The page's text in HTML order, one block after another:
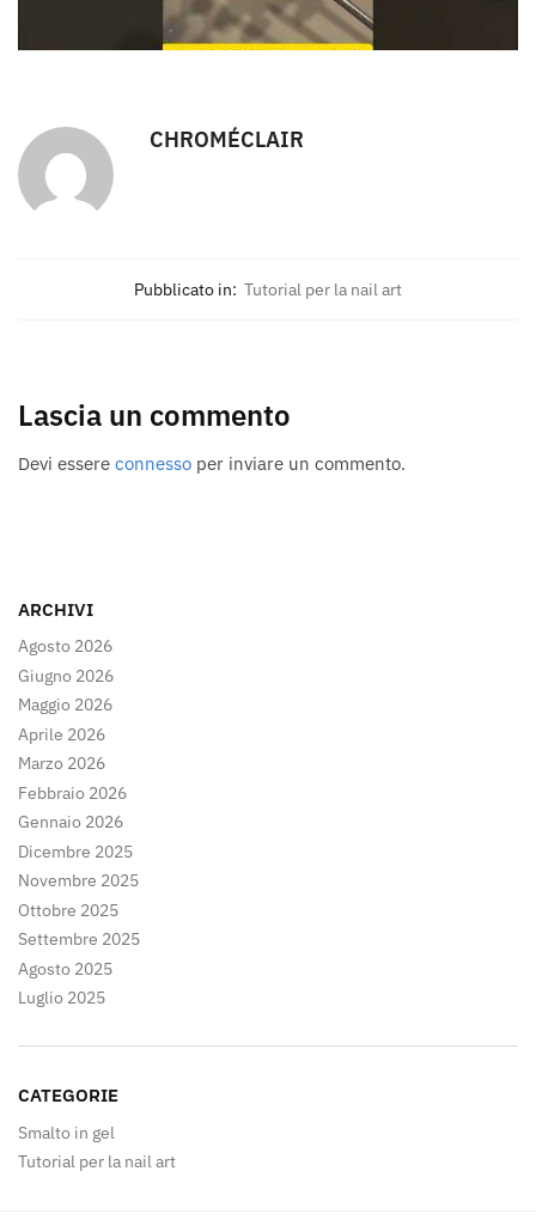
CHROMÉCLAIR
Pubblicato in: Tutorial per la nail art
Lascia un commento
Devi essere connesso per inviare un commento.
ARCHIVI
Agosto 2026
Giugno 2026
Maggio 2026
Aprile 2026
Marzo 2026
Febbraio 2026
Gennaio 2026
Dicembre 2025
Novembre 2025
Ottobre 2025
Settembre 2025
Agosto 2025
Luglio 2025
CATEGORIE
Smalto in gel
Tutorial per la nail art